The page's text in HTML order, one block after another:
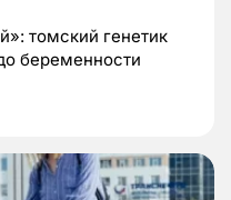
томский генетик
беременности